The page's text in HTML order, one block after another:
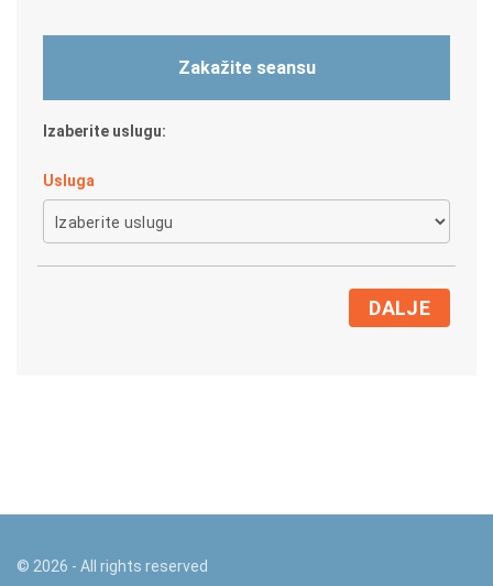
Zakažite seansu
Izaberite uslugu:
Usluga
DALJE
© 2026 - All rights reserved